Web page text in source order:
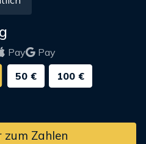
Pay
Pay
50 € 100 €
zum Zahlen